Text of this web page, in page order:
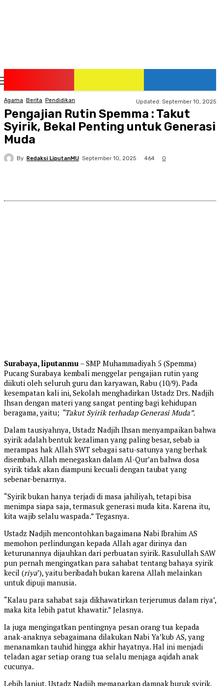
Agama Berita Pendidikan Updated: September 10, 2025
Pengajian Rutin Spemma : Takut
Syirik, Bekal Penting untuk Generasi
Muda
By Redaksi LiputanMU September 10, 2025 464 0
Surabaya, liputanmu – SMP Muhammadiyah 5 (Spemma)
Pucang Surabaya kembali menggelar pengajian rutin yang
diikuti oleh seluruh guru dan karyawan, Rabu (10/9). Pada
kesempatan kali ini, Sekolah menghadirkan Ustadz Drs. Nadjih
Ihsan dengan materi yang sangat penting bagi kehidupan
beragama, yaitu; “Takut Syirik terhadap Generasi Muda”.
Dalam tausiyahnya, Ustadz Nadjih Ihsan menyampaikan bahwa
syirik adalah bentuk kezaliman yang paling besar, sebab ia
merampas hak Allah SWT sebagai satu-satunya yang berhak
disembah. Allah menegaskan dalam Al-Qur’an bahwa dosa
syirik tidak akan diampuni kecuali dengan taubat yang
sebenar-benarnya.
“Syirik bukan hanya terjadi di masa jahiliyah, tetapi bisa
menimpa siapa saja, termasuk generasi muda kita. Karena itu,
kita wajib selalu waspada.” Tegasnya.
Ustadz Nadjih mencontohkan bagaimana Nabi Ibrahim AS
memohon perlindungan kepada Allah agar dirinya dan
keturunannya dijauhkan dari perbuatan syirik. Rasulullah SAW
pun pernah mengingatkan para sahabat tentang bahaya syirik
kecil (riya’), yaitu beribadah bukan karena Allah melainkan
untuk dipuji manusia.
“Kalau para sahabat saja dikhawatirkan terjerumus dalam riya’,
maka kita lebih patut khawatir.” Jelasnya.
Ia juga mengingatkan pentingnya pesan orang tua kepada
anak-anaknya sebagaimana dilakukan Nabi Ya’kub AS, yang
menanamkan tauhid hingga akhir hayatnya. Hal ini menjadi
teladan agar setiap orang tua selalu menjaga aqidah anak
cucunya.
Lebih lanjut, Ustadz Nadjih memaparkan dampak buruk syirik,